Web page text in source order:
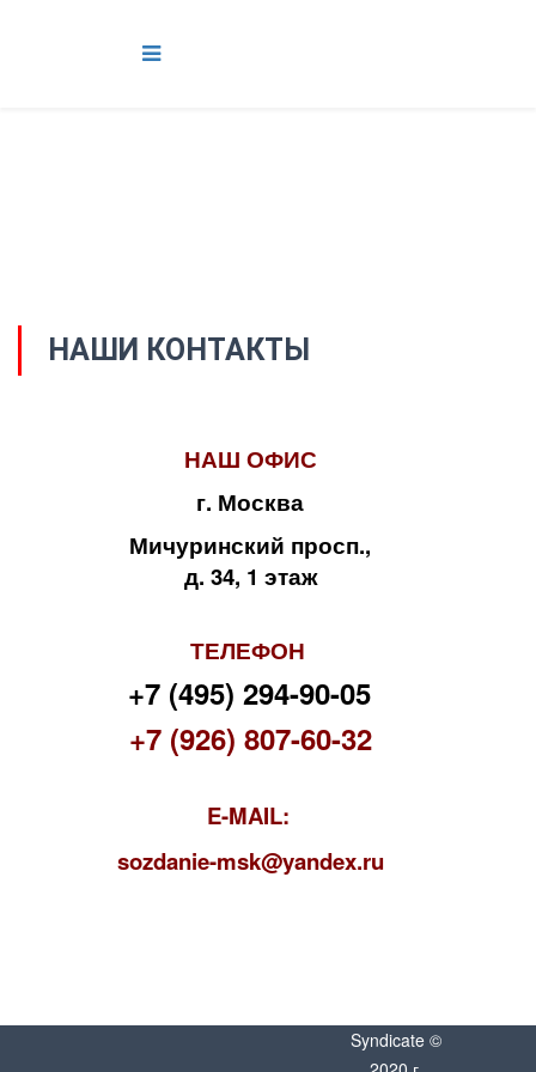
НАШИ КОНТАКТЫ
НАШ ОФИС
г. Москва
Мичуринский просп.,
д. 34, 1 этаж
ТЕЛЕФОН
+7 (495) 294-90-05
+7 (926) 807-60-32
E-MAIL:
sozdanie-msk@yandex.ru
Syndicate ©